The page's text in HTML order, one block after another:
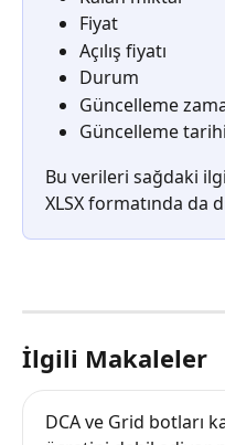
Fiyat
Açılış fiyatı
Durum
Güncelleme
Güncelleme tarihi
Bu verileri sağdaki
XLSX formatında da
İlgili Makaleler
DCA ve Grid botları